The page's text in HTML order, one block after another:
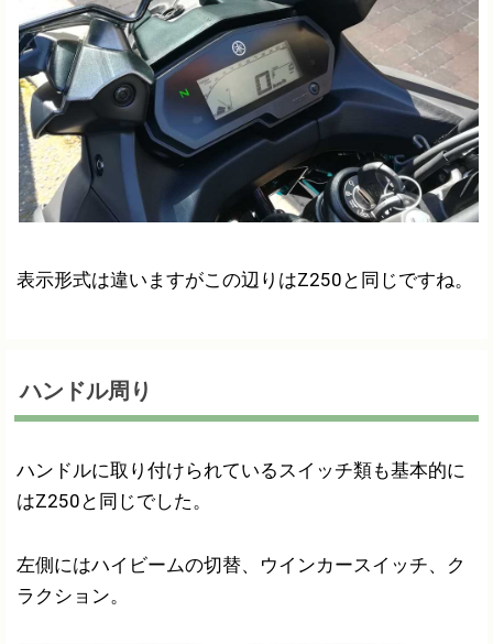
表示形式は違いますがこの辺りはZ250と同じですね。
ハンドル周り
ハンドルに取り付けられているスイッチ類も基本的に
はZ250と同じでした。
左側にはハイビームの切替、ウインカースイッチ、ク
ラクション。